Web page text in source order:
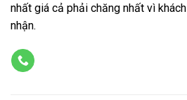
nhất giá cả phải chăng nhất vì
nhận.